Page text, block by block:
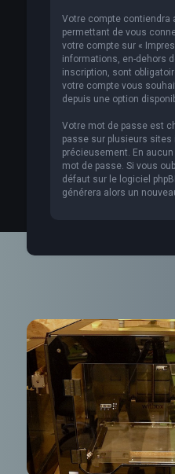
Votre compte contiendra
permettant de vous
votre compte sur «
informations, en-dehors
inscription, sont
votre compte vous
depuis une option
Votre mot de passe est
passe sur plusieurs sites
précieusement. En
mot de passe. Si vous
défaut sur le logiciel
générera alors un